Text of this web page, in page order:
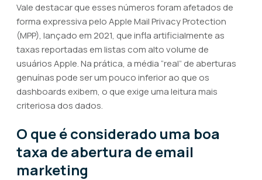
Vale destacar que esses números foram afetados de
forma expressiva pelo Apple Mail Privacy Protection
(MPP), lançado em 2021, que infla artificialmente as
taxas reportadas em listas com alto volume de
usuários Apple. Na prática, a média “real” de aberturas
genuínas pode ser um pouco inferior ao que os
dashboards exibem, o que exige uma leitura mais
criteriosa dos dados.
O que é considerado uma boa
taxa de abertura de email
marketing